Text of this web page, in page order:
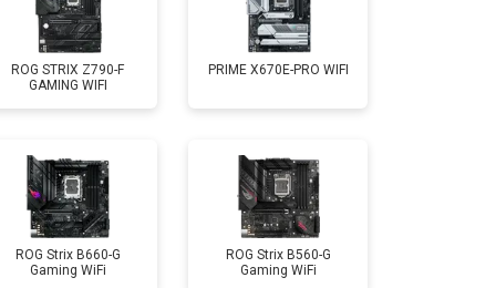
ROG STRIX Z790-F
GAMING WIFI
PRIME X670E-PRO WIFI
ROG Strix B660-G
Gaming WiFi
ROG Strix B560-G
Gaming WiFi